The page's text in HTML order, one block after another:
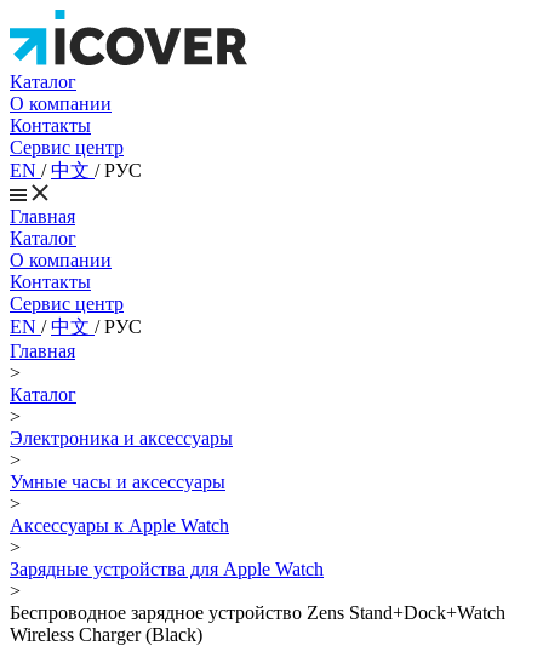
Каталог
О компании
Контакты
Сервис центр
EN /中文 /РУС
Главная
Каталог
О компании
Контакты
Сервис центр
EN /中文 /РУС
Главная
>
Каталог
>
Электроника и аксессуары
>
Умные часы и аксессуары
>
Аксессуары к Apple Watch
>
Зарядные устройства для Apple Watch
>
Беспроводное зарядное устройство Zens Stand+Dock+Watch
Wireless Charger (Black)